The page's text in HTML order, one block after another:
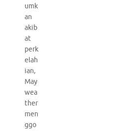
umk
an
akib
at
perk
elah
ian,
May
wea
ther
men
ggo